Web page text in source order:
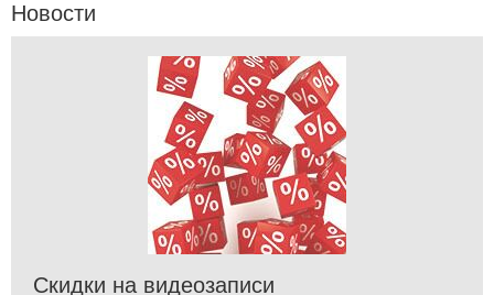
Новости
Скидки на видеозаписи